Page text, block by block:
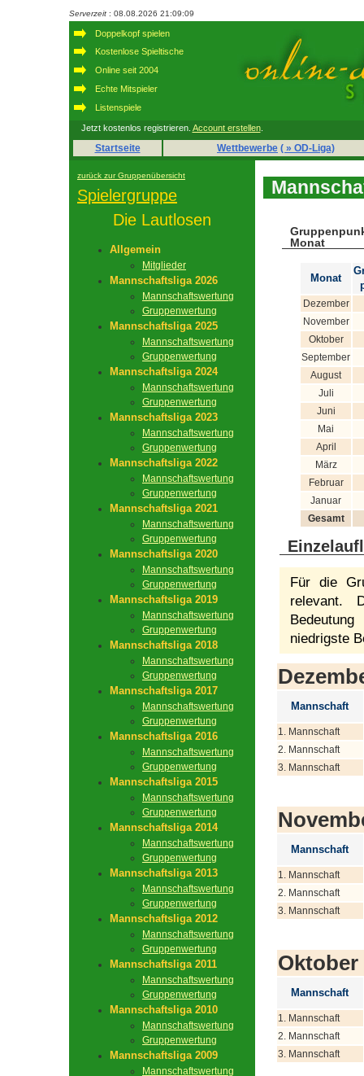
Serverzeit : 08.08.2026 21:09:09
Doppelkopf spielen
Kostenlose Spieltische
Online seit 2004
Echte Mitspieler
Listenspiele
Jetzt kostenlos registrieren. Account erstellen.
Startseite Wettbewerbe ( » OD-Liga)
zurück zur Gruppenübersicht
Spielergruppe
Die Lautlosen
Allgemein
Mitglieder
Mannschaftsliga 2026
Mannschaftswertung
Gruppenwertung
Mannschaftsliga 2025
Mannschaftswertung
Gruppenwertung
Mannschaftsliga 2024
Mannschaftswertung
Gruppenwertung
Mannschaftsliga 2023
Mannschaftswertung
Gruppenwertung
Mannschaftsliga 2022
Mannschaftswertung
Gruppenwertung
Mannschaftsliga 2021
Mannschaftswertung
Gruppenwertung
Mannschaftsliga 2020
Mannschaftswertung
Gruppenwertung
Mannschaftsliga 2019
Mannschaftswertung
Gruppenwertung
Mannschaftsliga 2018
Mannschaftswertung
Gruppenwertung
Mannschaftsliga 2017
Mannschaftswertung
Gruppenwertung
Mannschaftsliga 2016
Mannschaftswertung
Gruppenwertung
Mannschaftsliga 2015
Mannschaftswertung
Gruppenwertung
Mannschaftsliga 2014
Mannschaftswertung
Gruppenwertung
Mannschaftsliga 2013
Mannschaftswertung
Gruppenwertung
Mannschaftsliga 2012
Mannschaftswertung
Gruppenwertung
Mannschaftsliga 2011
Mannschaftswertung
Gruppenwertung
Mannschaftsliga 2010
Mannschaftswertung
Gruppenwertung
Mannschaftsliga 2009
Mannschaftswertung
Monat
Monat
Dezember
November
Oktober
September
August
Juli
Juni
Mai
April
März
Februar
Januar
Gesamt
Für die
relevant.
niedrigste
Mannschaft
1. Mannschaft
2. Mannschaft
3. Mannschaft
Mannschaft
1. Mannschaft
2. Mannschaft
3. Mannschaft
Oktober
Mannschaft
1. Mannschaft
2. Mannschaft
3. Mannschaft